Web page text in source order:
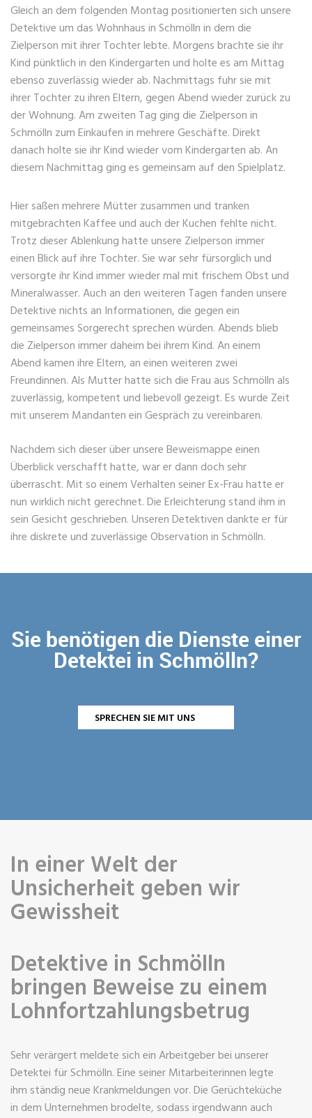
Gleich an dem folgenden Montag positionierten sich unsere
Detektive um das Wohnhaus in Schmölln in dem die
Zielperson mit ihrer Tochter lebte. Morgens brachte sie ihr
Kind pünktlich in den Kindergarten und holte es am Mittag
ebenso zuverlässig wieder ab. Nachmittags fuhr sie mit
ihrer Tochter zu ihren Eltern, gegen Abend wieder zurück zu
der Wohnung. Am zweiten Tag ging die Zielperson in
Schmölln zum Einkaufen in mehrere Geschäfte. Direkt
danach holte sie ihr Kind wieder vom Kindergarten ab. An
diesem Nachmittag ging es gemeinsam auf den Spielplatz.
Hier saßen mehrere Mütter zusammen und tranken
mitgebrachten Kaffee und auch der Kuchen fehlte nicht.
Trotz dieser Ablenkung hatte unsere Zielperson immer
einen Blick auf ihre Tochter. Sie war sehr fürsorglich und
versorgte ihr Kind immer wieder mal mit frischem Obst und
Mineralwasser. Auch an den weiteren Tagen fanden unsere
Detektive nichts an Informationen, die gegen ein
gemeinsames Sorgerecht sprechen würden. Abends blieb
die Zielperson immer daheim bei ihrem Kind. An einem
Abend kamen ihre Eltern, an einen weiteren zwei
Freundinnen. Als Mutter hatte sich die Frau aus Schmölln als
zuverlässig, kompetent und liebevoll gezeigt. Es wurde Zeit
mit unserem Mandanten ein Gespräch zu vereinbaren.
Nachdem sich dieser über unsere Beweismappe einen
Überblick verschafft hatte, war er dann doch sehr
überrascht. Mit so einem Verhalten seiner Ex-Frau hatte er
nun wirklich nicht gerechnet. Die Erleichterung stand ihm in
sein Gesicht geschrieben. Unseren Detektiven dankte er für
ihre diskrete und zuverlässige Observation in Schmölln.
Sie benötigen die Dienste einer
Detektei in Schmölln?
SPRECHEN SIE MIT UNS
In einer Welt der
Unsicherheit geben wir
Gewissheit
Detektive in Schmölln
bringen Beweise zu einem
Lohnfortzahlungsbetrug
Sehr verärgert meldete sich ein Arbeitgeber bei unserer
Detektei für Schmölln. Eine seiner Mitarbeiterinnen legte
ihm ständig neue Krankmeldungen vor. Die Gerüchteküche
in dem Unternehmen brodelte, sodass irgendwann auch